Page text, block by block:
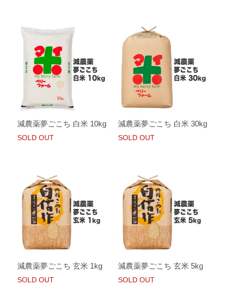
減農薬夢ごこち 白米 10kg
SOLD OUT
減農薬夢ごこち 白米 30kg
SOLD OUT
減農薬夢ごこち 玄米 1kg
SOLD OUT
減農薬夢ごこち 玄米 5kg
SOLD OUT